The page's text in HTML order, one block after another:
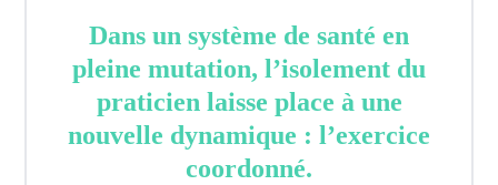
Dans un système de santé en
pleine mutation, l’isolement du
praticien laisse place à une
nouvelle dynamique : l’exercice
coordonné.